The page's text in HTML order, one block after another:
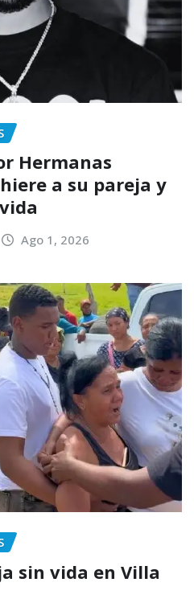
Hermanas
a su pareja y
Ago 1, 2026
sin vida en Villa